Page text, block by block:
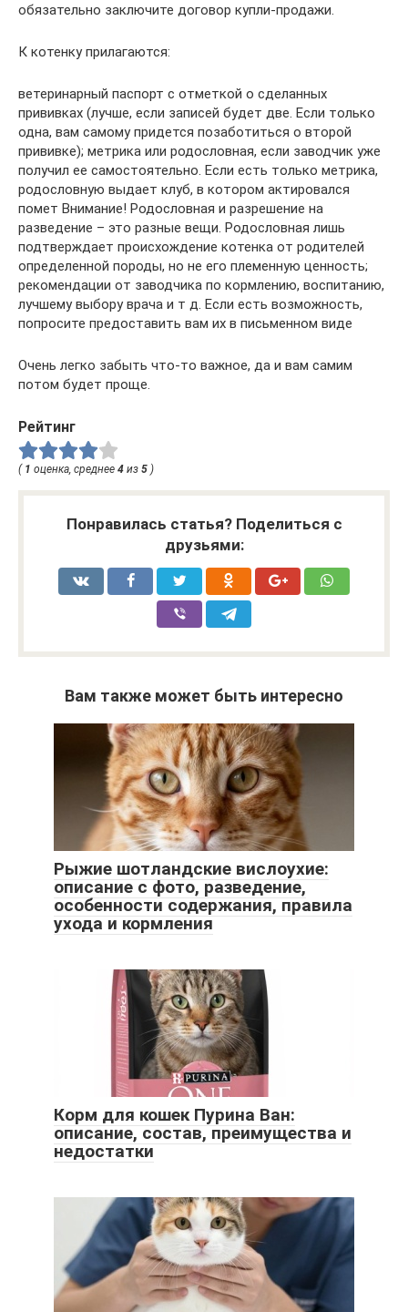
обязательно заключите договор купли-продажи.
К котенку прилагаются:
ветеринарный паспорт с отметкой о сделанных
прививках (лучше, если записей будет две. Если только
одна, вам самому придется позаботиться о второй
прививке); метрика или родословная, если заводчик уже
получил ее самостоятельно. Если есть только метрика,
родословную выдает клуб, в котором актировался
помет Внимание! Родословная и разрешение на
разведение – это разные вещи. Родословная лишь
подтверждает происхождение котенка от родителей
определенной породы, но не его племенную ценность;
рекомендации от заводчика по кормлению, воспитанию,
лучшему выбору врача и т д. Если есть возможность,
попросите предоставить вам их в письменном виде
Очень легко забыть что-то важное, да и вам самим
потом будет проще.
Рейтинг
( 1 оценка, среднее 4 из 5 )
Понравилась статья? Поделиться с
друзьями:
Вам также может быть интересно
Рыжие шотландские вислоухие:
описание с фото, разведение,
особенности содержания, правила
ухода и кормления
Корм для кошек Пурина Ван:
описание, состав, преимущества и
недостатки